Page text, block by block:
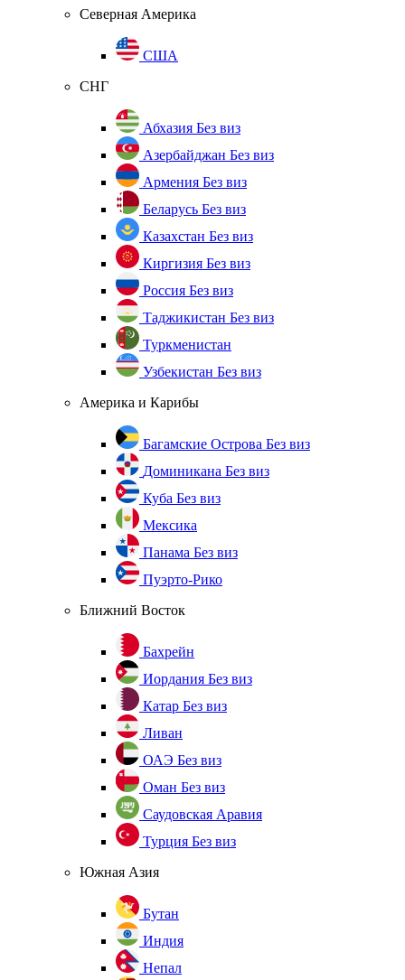
Северная Америка
США
СНГ
Абхазия Без виз
Азербайджан Без виз
Армения Без виз
Беларусь Без виз
Казахстан Без виз
Киргизия Без виз
Россия Без виз
Таджикистан Без виз
Туркменистан
Узбекистан Без виз
Америка и Карибы
Багамские Острова Без виз
Доминикана Без виз
Куба Без виз
Мексика
Панама Без виз
Пуэрто-Рико
Ближний Восток
Бахрейн
Иордания Без виз
Катар Без виз
Ливан
ОАЭ Без виз
Оман Без виз
Саудовская Аравия
Турция Без виз
Южная Азия
Бутан
Индия
Непал